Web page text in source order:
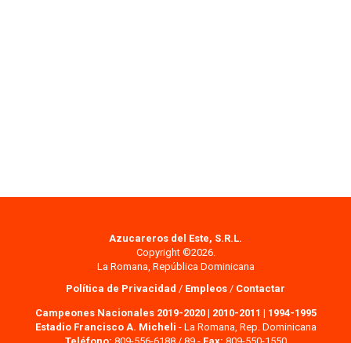
Azucareros del Este, S.R.L.
Copyright ©2026.
La Romana, República Dominicana
Política de Privacidad / Empleos / Contactar
Campeones Nacionales 2019-2020| 2010-2011 | 1994-1995
Estadio Francisco A. Micheli - La Romana, Rep. Dominicana